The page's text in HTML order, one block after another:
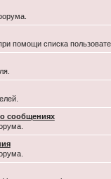
помощи списка
сообщениях